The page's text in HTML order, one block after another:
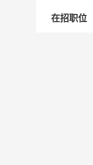
在招职位